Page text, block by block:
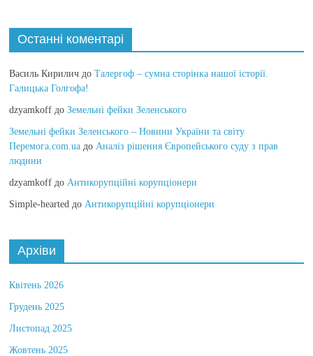
Останні коментарі
Василь Кирилич доТалергоф – сумна сторінка нашої історії.
Галицька Голгофа!
dzyamkoff доЗемельні фейки Зеленського
Земельні фейки Зеленського – Новини України та світу
Перемога.com.ua доАналіз рішення Європейського суду з прав
людини
dzyamkoff доАнтикорупційні корупціонери
Simple-hearted доАнтикорупційні корупціонери
Архіви
Квітень 2026
Грудень 2025
Листопад 2025
Жовтень 2025